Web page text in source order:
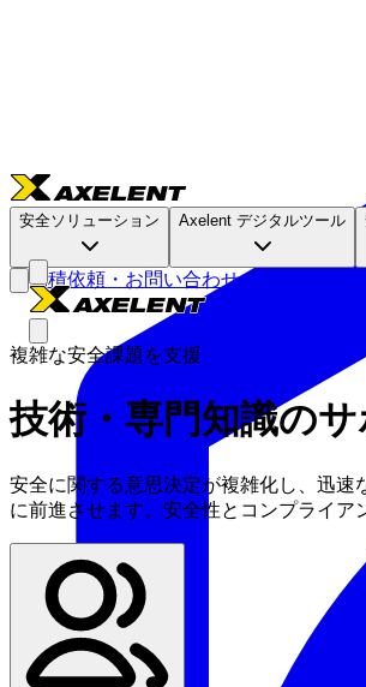
安全ソリューション Axelent デジタルツール
見積依頼・お問い合わせ
複雑な安全課題を支援
技術・専門知識のサ
安全に関する意思決定が複雑化し、迅速
に前進させます。安全性とコンプライア